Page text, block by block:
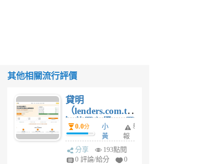
其他相關流行評價
貸明
（lenders.com.tw
）使用心得 — 民
間貸款比較平台
體驗
0.0分
小
黃
蜂
1
舉
報
分享
193點閱
0 評論/給分
0